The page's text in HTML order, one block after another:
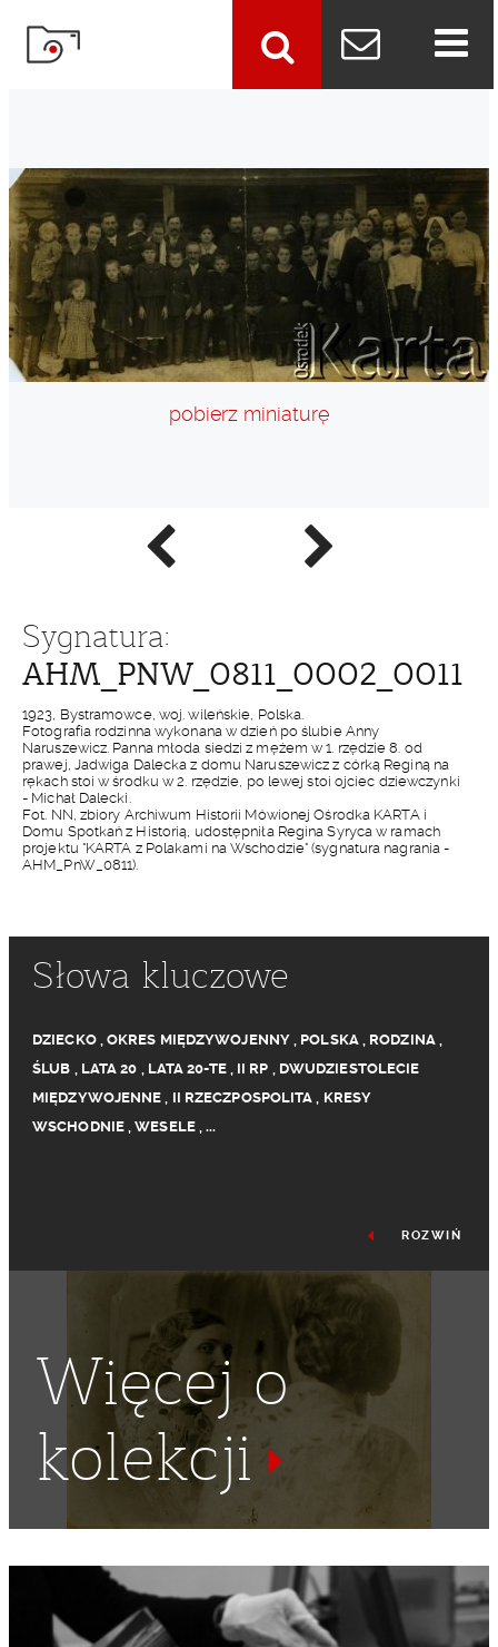
Poprzednie
zdjęcie
Następne
zdjęcie
pobierz miniaturę
Sygnatura:
AHM_PNW_0811_0002_0011
1923, Bystramowce, woj. wileńskie, Polska.
Fotografia rodzinna wykonana w dzień po ślubie Anny
Naruszewicz. Panna młoda siedzi z mężem w 1. rzędzie 8. od
prawej, Jadwiga Dalecka z domu Naruszewicz z córką Reginą na
rękach stoi w środku w 2. rzędzie, po lewej stoi ojciec dziewczynki
- Michał Dalecki.
Fot. NN, zbiory Archiwum Historii Mówionej Ośrodka KARTA i
Domu Spotkań z Historią, udostępniła Regina Syryca w ramach
projektu "KARTA z Polakami na Wschodzie" (sygnatura nagrania -
AHM_PnW_0811).
Słowa kluczowe
DZIECKO,OKRES MIĘDZYWOJENNY, POLSKA, RODZINA,
ŚLUB , LATA 20 , LATA 20-TE, II RP , DWUDZIESTOLECIE
MIĘDZYWOJENNE , II RZECZPOSPOLITA , KRESY
WSCHODNIE,WESELE,...
PAN MŁODY
ROZWIŃ
Więcej o
kolekcji